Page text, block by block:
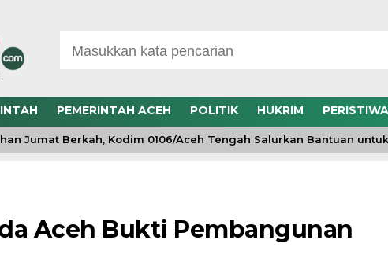
PEMERINTAH ACEH POLITIK HUKRIM PERISTIWA
Jumat Berkah, Kodim 0106/Aceh Tengah Salurkan Bantuan untuk
Aceh Bukti Pembangunan